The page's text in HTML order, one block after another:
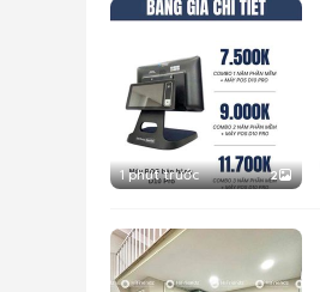
1 phút trước 2